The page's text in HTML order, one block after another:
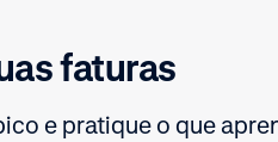
faturas
e pratique o que